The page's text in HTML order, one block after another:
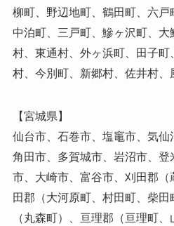
柳町、野辺地町、鶴田町、六戸
中泊町、三戸町、鰺ヶ沢町、
村、東通村、外ヶ浜町、田子町
村、今別町、新郷村、佐井村
【宮城県】
仙台市、石巻市、塩竈市、気仙
角田市、多賀城市、岩沼市、
市、大崎市、富谷市、刈田郡
田郡（大河原町、村田町、柴
（丸森町）、亘理郡（亘理町